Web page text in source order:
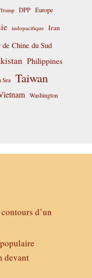
DPP Europe
indopacifique Iran
Chine du Sud
Philippines
Sea Taiwan
Washington
d’un
devant